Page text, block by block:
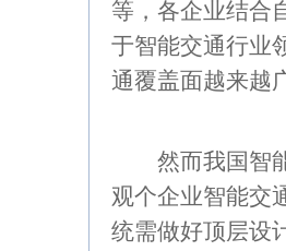
等，各企业结合
于智能交通行业
通覆盖面越来越
然而我国智能
观个企业智能交
统需做好顶层设